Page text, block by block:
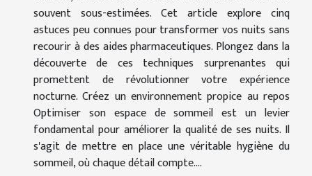
souvent sous-estimées. Cet article explore cinq
astuces peu connues pour transformer vos nuits sans
recourir à des aides pharmaceutiques. Plongez dans la
découverte de ces techniques surprenantes qui
promettent de révolutionner votre expérience
nocturne. Créez un environnement propice au repos
Optimiser son espace de sommeil est un levier
fondamental pour améliorer la qualité de ses nuits. Il
s'agit de mettre en place une véritable hygiène du
sommeil, où chaque détail compte....